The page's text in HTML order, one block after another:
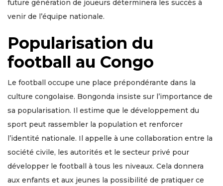
future génération de joueurs déterminera les succès à
venir de l’équipe nationale.
Popularisation du
football au Congo
Le football occupe une place prépondérante dans la
culture congolaise. Bongonda insiste sur l’importance de
sa popularisation. Il estime que le développement du
sport peut rassembler la population et renforcer
l’identité nationale. Il appelle à une collaboration entre la
société civile, les autorités et le secteur privé pour
développer le football à tous les niveaux. Cela donnera
aux enfants et aux jeunes la possibilité de pratiquer ce